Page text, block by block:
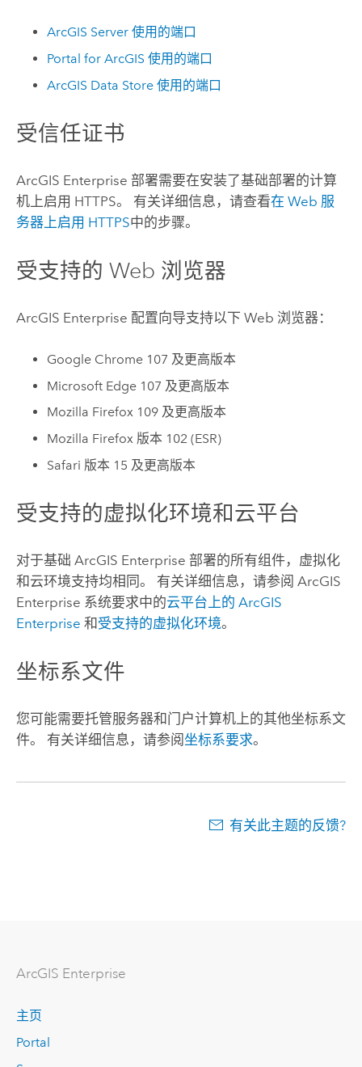
ArcGIS Server 使用的端口
Portal for ArcGIS 使用的端口
ArcGIS Data Store 使用的端口
受信任证书
ArcGIS Enterprise 部署需要在安装了基础部署的计算
机上启用 HTTPS。 有关详细信息，请查看在 Web 服
务器上启用 HTTPS中的步骤。
受支持的 Web 浏览器
ArcGIS Enterprise 配置向导支持以下 Web 浏览器：
Google Chrome 107 及更高版本
Microsoft Edge 107 及更高版本
Mozilla Firefox 109 及更高版本
Mozilla Firefox 版本 102 (ESR)
Safari 版本 15 及更高版本
受支持的虚拟化环境和云平台
对于基础 ArcGIS Enterprise 部署的所有组件，虚拟化
和云环境支持均相同。 有关详细信息，请参阅 ArcGIS
Enterprise 系统要求中的云平台上的 ArcGIS
Enterprise 和 受支持的虚拟化环境。
坐标系文件
您可能需要托管服务器和门户计算机上的其他坐标系文
件。 有关详细信息，请参阅坐标系要求。
有关此主题的反馈?
ArcGIS Enterprise
主页
Portal